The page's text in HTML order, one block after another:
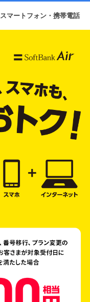
スマートフォン・携帯電話